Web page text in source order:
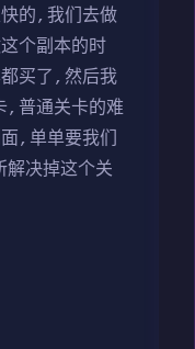
的,我们去做
个副本的时
买了,然后我
,普通关卡的难
,单单要我们
解决掉这个关